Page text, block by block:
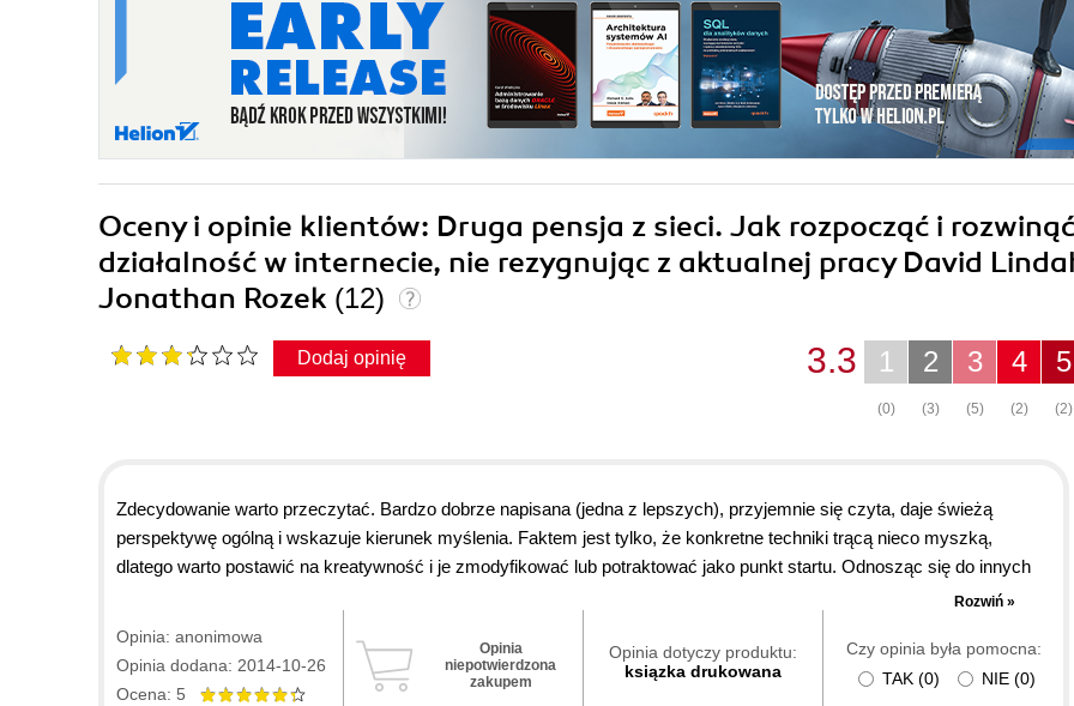
Oceny i opinie klientów: Druga pensja z sieci. Jak rozpocząć i rozwinąć
działalność w internecie, nie rezygnując z aktualnej pracy David
Jonathan Rozek (12)
Dodaj opinię 5
(2)
4
(2)
3
(5)
2
(3)
1
(0)
3.3
Zdecydowanie warto przeczytać. Bardzo dobrze napisana (jedna z lepszych), przyjemnie się czyta, daje świeżą
perspektywę ogólną i wskazuje kierunek myślenia. Faktem jest tylko, że konkretne techniki trącą nieco myszką,
dlatego warto postawić na kreatywność i je zmodyfikować lub potraktować jako punkt startu. Odnosząc się do innych
komentarzy, ująłbym sprawę inaczej: 1. nie jest tak silnie amerykańska (w negatywnym znaczeniu), w wydawnictwie
kroku - sam wiele z nich nieco zmieniłem lub dostosowałem do własnych potrzeb, kierując się także rozsądkiem; 3. to
nie jest książka o SEO (stąd podstawy w tym temacie), a raczej prezentuje sposób myślenia o tym, jak stworzyć
Rozwiń »
Opinia: anonimowa
Opinia dodana: 2014-10-26
Ocena: 5
Opinia
niepotwierdzona
zakupem
Opinia dotyczy produktu:
ksiązka drukowana
Czy opinia była pomocna:
TAK (0) NIE (0)